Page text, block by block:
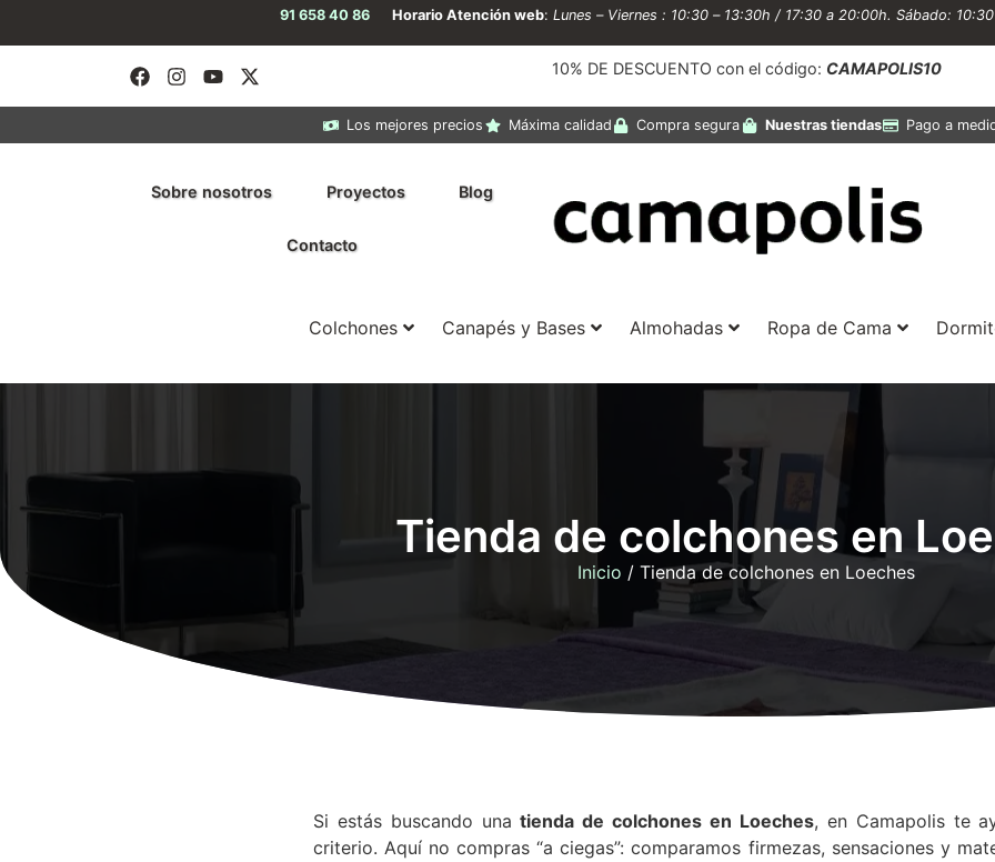
91 658 40 86 Horario Atención web: Lunes – Viernes : 10:30 – 13:30h / 17:30 a 20:00h. Sábado:
10% DE DESCUENTO con el código: CAMAPOLIS10
Los mejores precios Máxima calidad Compra segura Nuestras tiendas Pago a
Sobre nosotros Proyectos Blog
Contacto
Colchones Canapés y Bases Almohadas Ropa de Cama
Tienda de colchones en
Inicio / Tienda de colchones en Loeches
Si estás buscando unatienda de colchones en Loeches, en Camapolis te
criterio. Aquí no compras “a ciegas”: comparamos firmezas, sensaciones y